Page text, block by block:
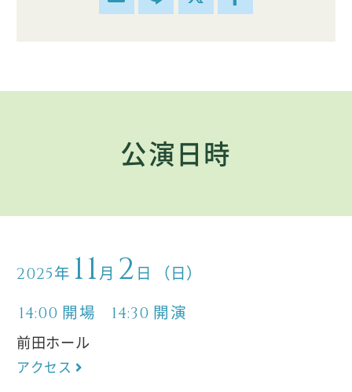
公演日時
2025年 11 月 2 日 （日）
14:00 開場 14:30 開演
前田ホール
アクセス